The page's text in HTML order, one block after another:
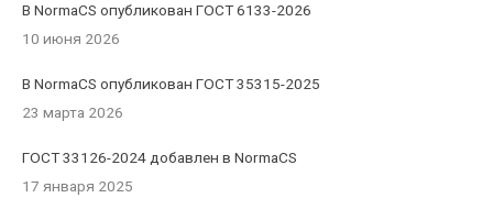
В NormaCS опубликован ГОСТ 6133-2026
10 июня 2026
В NormaCS опубликован ГОСТ 35315-2025
23 марта 2026
ГОСТ 33126-2024 добавлен в NormaCS
17 января 2025